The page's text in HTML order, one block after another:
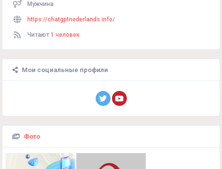
Мужчина
https://chatgptnederlands.info/
Читают 1 человек
Мои социальные профили
Фото